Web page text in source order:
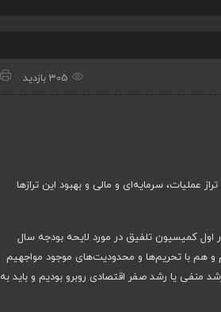
305 بازدید
سرمایه‌ای و مالی و بهبود این ترازها
کمیسیون تلفیق در مورد لایحه بودجه سال
و هم با تحریم‌ها و محدودیت‌های موجود مواجهیم
سالیان گذشته با فشار ناشی از تحریم‌ها، کرونا و خشکسالی و همچنین در دهه ۹۰ با رشد منفی یا رشد صفر اقتصادی روبرو بودیم و باید به